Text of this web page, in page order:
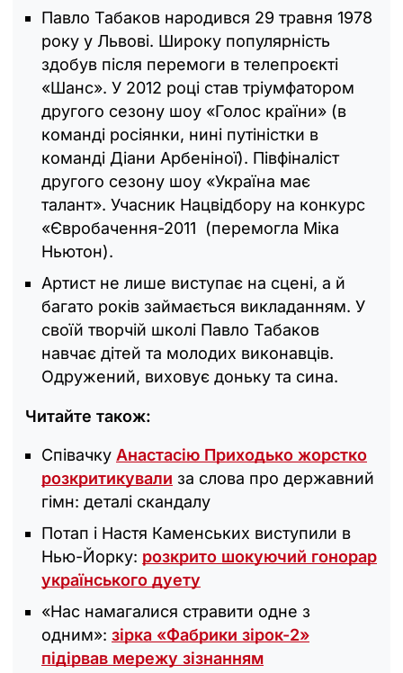
Павло Табаков народився 29 травня 1978
року у Львові. Широку популярність
здобув після перемоги в телепроєкті
«Шанс». У 2012 році став тріумфатором
другого сезону шоу «Голос країни» (в
команді росіянки, нині путіністки в
команді Діани Арбеніної). Півфіналіст
другого сезону шоу «Україна має
талант». Учасник Нацвідбору на конкурс
«Євробачення-2011 (перемогла Міка
Ньютон).
Артист не лише виступає на сцені, а й
багато років займається викладанням. У
своїй творчій школі Павло Табаков
навчає дітей та молодих виконавців.
Одружений, виховує доньку та сина.
Читайте також:
Співачку Анастасію Приходько жорстко
розкритикували за слова про державний
гімн: деталі скандалу
Потап і Настя Каменських виступили в
Нью-Йорку: розкрито шокуючий гонорар
українського дуету
«Нас намагалися стравити одне з
одним»: зірка «Фабрики зірок-2»
підірвав мережу зізнанням